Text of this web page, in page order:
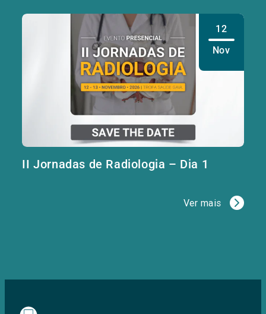
12
Nov
II Jornadas de Radiologia – Dia 1
Ver mais